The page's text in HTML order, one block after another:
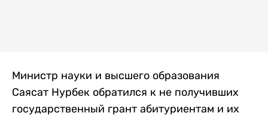
Министр науки и высшего образования
Саясат Нурбек обратился к не получивших
государственный грант абитуриентам и их